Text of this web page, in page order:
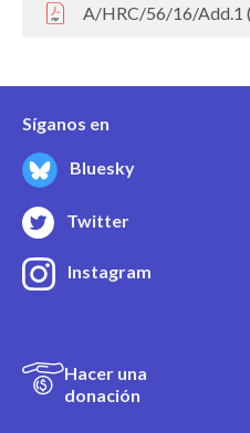
A/HRC/56/16/Add.1
Síganos en
Bluesky
Twitter
Instagram
Hacer una
donación